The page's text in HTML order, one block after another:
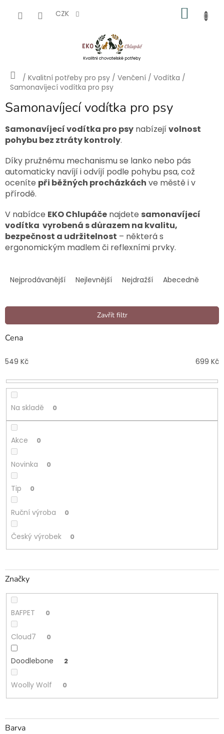
CZK
Domů
/ Kvalitní potřeby pro psy / Venčení / Vodítka /
Samonavíjecí vodítka pro psy
Samonavíjecí vodítka pro psy
Samonavíjecí vodítka pro psy nabízejí volnost
pohybu bez ztráty kontroly.
Díky pružnému mechanismu se lanko nebo pás
automaticky navíjí i odvíjí podle pohybu psa, což
oceníte při běžných procházkách ve městě i v
přírodě.
V nabídce EKO Chlupáče najdete samonavíjecí
vodítka vyrobená s důrazem na kvalitu,
bezpečnost a udržitelnost – některá s
ergonomickým madlem či reflexními prvky.
n
í
p
r
o
d
u
k
Nejprodávanější Nejlevnější Nejdražší Abecedně
Zavřít filtr
Cena
549 Kč 699 Kč
Na skladě 0
Akce 0
Novinka 0
Tip 0
Ruční výroba 0
Český výrobek 0
Značky
BAFPET 0
Cloud7 0
Doodlebone 2
Woolly Wolf 0
Barva